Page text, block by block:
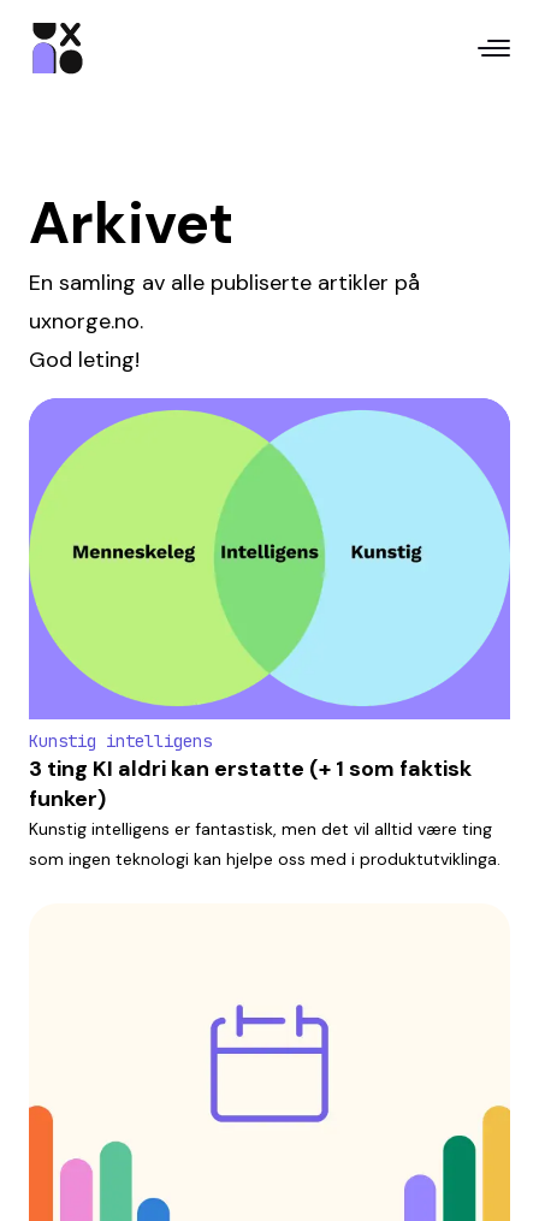
Arkivet
En samling av alle publiserte artikler på
uxnorge.no.
God leting!
Kunstig intelligens
3 ting KI aldri kan erstatte (+ 1 som faktisk
funker)
Kunstig intelligens er fantastisk, men det vil alltid være ting
som ingen teknologi kan hjelpe oss med i produktutviklinga.